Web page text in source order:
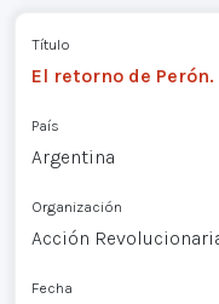
Título
El retorno de
País
Argentina
Organización
Acción
Fecha